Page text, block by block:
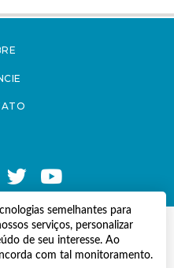
semelhantes para
serviços, personalizar
de seu interesse. Ao
com tal monitoramento.
do Caparaó.
reservados.
por